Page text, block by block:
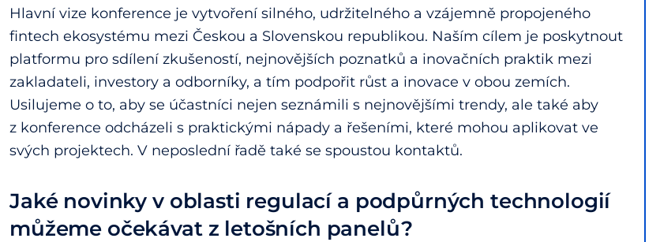
Hlavní vize konference je vytvoření silného, udržitelného a vzájemně propojeného
fintech ekosystému mezi Českou a Slovenskou republikou. Naším cílem je poskytnout
platformu pro sdílení zkušeností, nejnovějších poznatků a inovačních praktik mezi
zakladateli, investory a odborníky, a tím podpořit růst a inovace v obou zemích.
Usilujeme o to, aby se účastníci nejen seznámili s nejnovějšími trendy, ale také aby
z konference odcházeli s praktickými nápady a řešeními, které mohou aplikovat ve
svých projektech. V neposlední řadě také se spoustou kontaktů.
Jaké novinky v oblasti regulací a podpůrných technologií
můžeme očekávat z letošních panelů?